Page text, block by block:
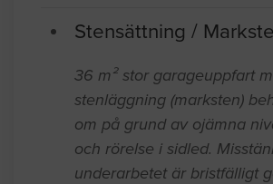
Stensättning /
36 m² stor garageuppfart
stenläggning (marksten)
om på grund av ojämna
och rörelse i sidled.
underarbetet är bristfälligt